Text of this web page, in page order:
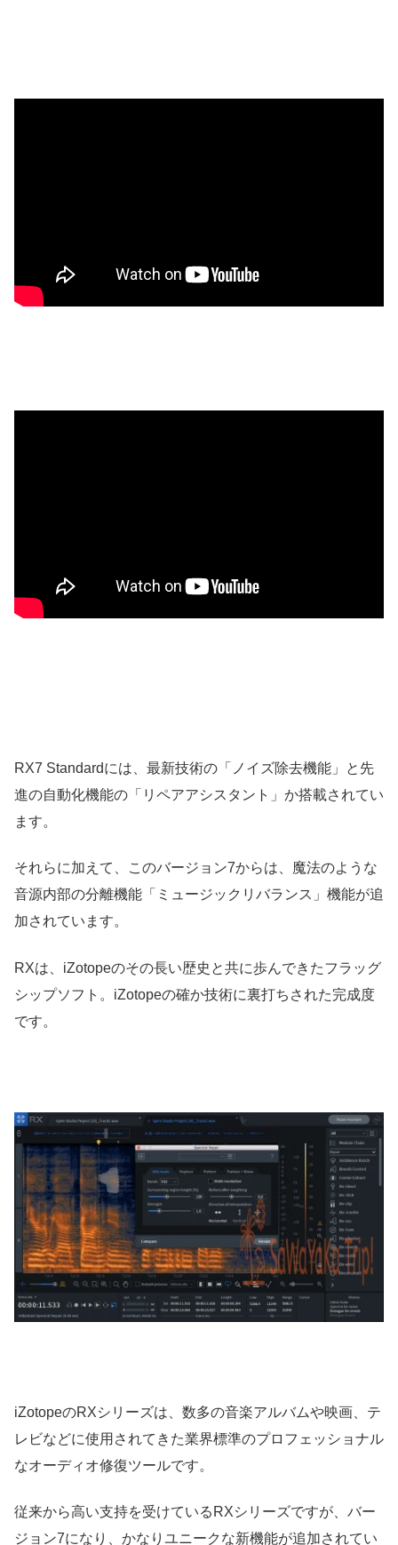
RX7 Standardには、最新技術の「ノイズ除去機能」と先
進の自動化機能の「リペアアシスタント」か搭載されてい
ます。
それらに加えて、このバージョン7からは、魔法のような
音源内部の分離機能「ミュージックリバランス」機能が追
加されています。
RXは、iZotopeのその長い歴史と共に歩んできたフラッグ
シップソフト。iZotopeの確か技術に裏打ちされた完成度
です。
iZotopeのRXシリーズは、数多の音楽アルバムや映画、テ
レビなどに使用されてきた業界標準のプロフェッショナル
なオーディオ修復ツールです。
従来から高い支持を受けているRXシリーズですが、バー
ジョン7になり、かなりユニークな新機能が追加されてい